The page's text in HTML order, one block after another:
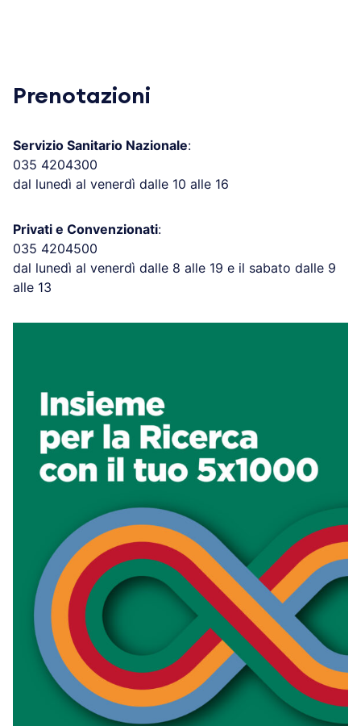
Prenotazioni
Servizio Sanitario Nazionale:
035 4204300
dal lunedì al venerdì dalle 10 alle 16
Privati e Convenzionati:
035 4204500
dal lunedì al venerdì dalle 8 alle 19 e il sabato dalle 9
alle 13